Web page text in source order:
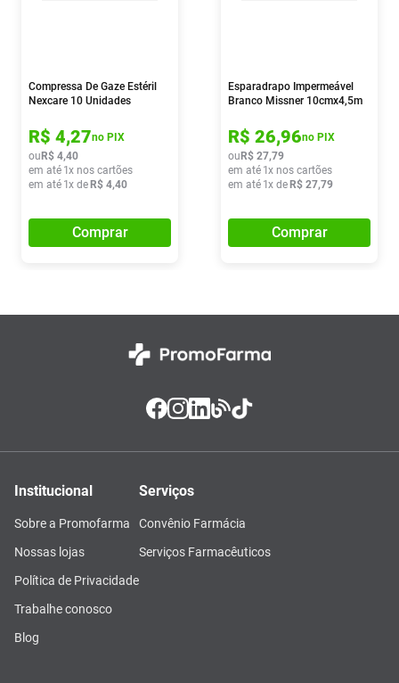
Compressa De Gaze Estéril
Nexcare 10 Unidades
R$ 4,27no PIX
ou R$ 4,40
em até 1x nos cartões
em até 1x de R$ 4,40
Comprar
Esparadrapo Impermeável
Branco Missner 10cmx4,5m
R$ 26,96no PIX
ou R$ 27,79
em até 1x nos cartões
em até 1x de R$ 27,79
Comprar
Institucional
Sobre a Promofarma
Nossas lojas
Política de Privacidade
Trabalhe conosco
Blog
Serviços
Convênio Farmácia
Serviços Farmacêuticos